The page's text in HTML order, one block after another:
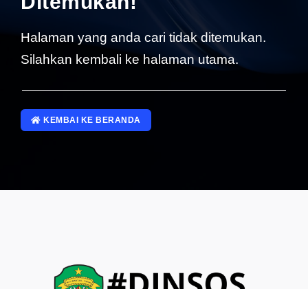
Halaman yang anda cari tidak ditemukan.
Silahkan kembali ke halaman utama.
KEMBAI KE BERANDA